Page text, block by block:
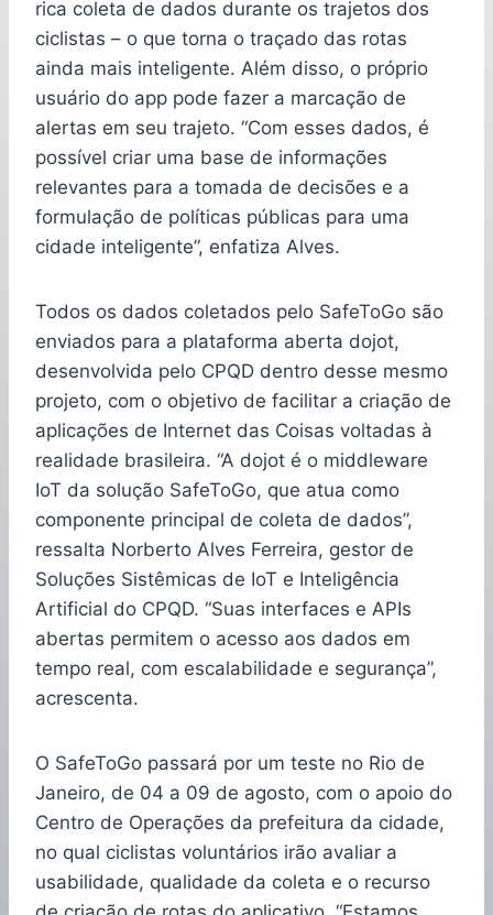
rica coleta de dados durante os trajetos dos
ciclistas – o que torna o traçado das rotas
ainda mais inteligente. Além disso, o próprio
usuário do app pode fazer a marcação de
alertas em seu trajeto. “Com esses dados, é
possível criar uma base de informações
relevantes para a tomada de decisões e a
formulação de políticas públicas para uma
cidade inteligente”, enfatiza Alves.
Todos os dados coletados pelo SafeToGo são
enviados para a plataforma aberta dojot,
desenvolvida pelo CPQD dentro desse mesmo
projeto, com o objetivo de facilitar a criação de
aplicações de Internet das Coisas voltadas à
realidade brasileira. “A dojot é o middleware
IoT da solução SafeToGo, que atua como
componente principal de coleta de dados”,
ressalta Norberto Alves Ferreira, gestor de
Soluções Sistêmicas de IoT e Inteligência
Artificial do CPQD. “Suas interfaces e APIs
abertas permitem o acesso aos dados em
tempo real, com escalabilidade e segurança”,
acrescenta.
O SafeToGo passará por um teste no Rio de
Janeiro, de 04 a 09 de agosto, com o apoio do
Centro de Operações da prefeitura da cidade,
no qual ciclistas voluntários irão avaliar a
usabilidade, qualidade da coleta e o recurso